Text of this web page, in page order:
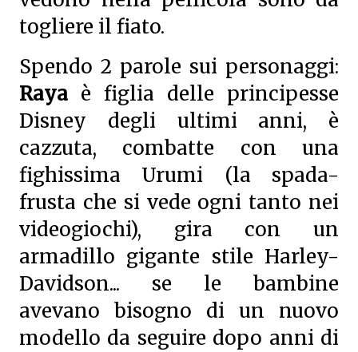
togliere il fiato.
Spendo 2 parole sui personaggi:
Raya è figlia delle principesse
Disney degli ultimi anni, è
cazzuta, combatte con una
fighissima Urumi (la spada-
frusta che si vede ogni tanto nei
videogiochi), gira con un
armadillo gigante stile Harley-
Davidson... se le bambine
avevano bisogno di un nuovo
modello da seguire dopo anni di